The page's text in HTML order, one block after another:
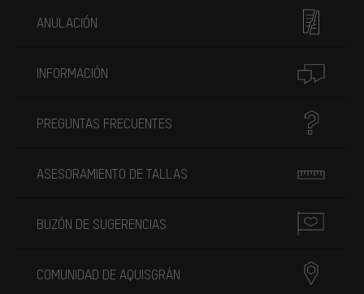
ANULACIÓN
INFORMACIÓN
PREGUNTAS FRECUENTES
ASESORAMIENTO DE TALLAS
BUZÓN DE SUGERENCIAS
COMUNIDAD DE AQUISGRÁN